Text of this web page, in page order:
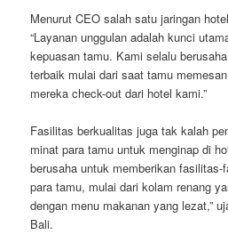
Menurut CEO salah satu jaringan
“Layanan unggulan adalah kunci
kepuasan tamu. Kami selalu
terbaik mulai dari saat tamu
mereka check-out dari hotel kami.”
Fasilitas berkualitas juga tak kalah
minat para tamu untuk menginap di
berusaha untuk memberikan
para tamu, mulai dari kolam renang
dengan menu makanan yang lezat,”
Bali.